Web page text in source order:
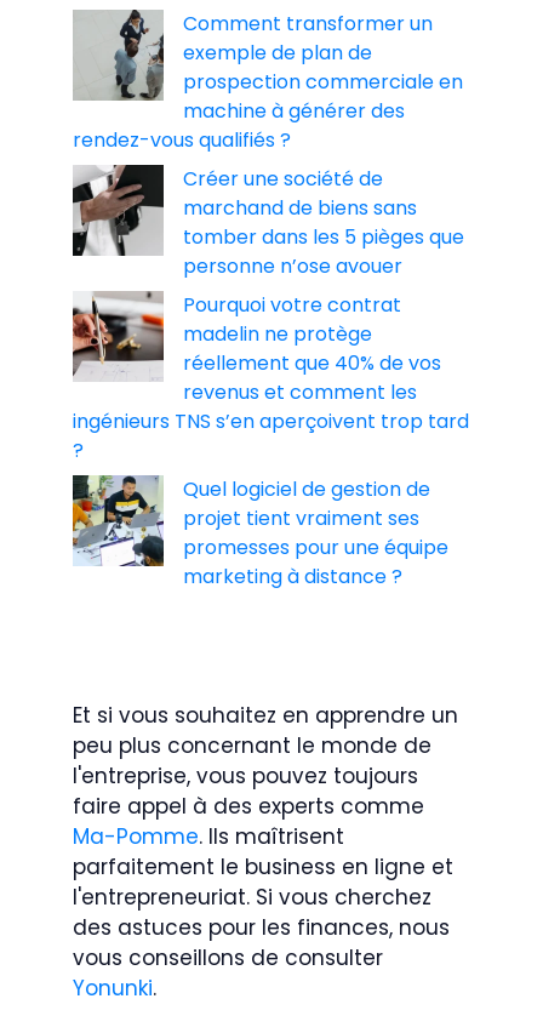
Comment transformer un
exemple de plan de
prospection commerciale en
machine à générer des
rendez-vous qualifiés ?
Créer une société de
marchand de biens sans
tomber dans les 5 pièges que
personne n’ose avouer
Pourquoi votre contrat
madelin ne protège
réellement que 40% de vos
revenus et comment les
ingénieurs TNS s’en aperçoivent trop tard
?
Quel logiciel de gestion de
projet tient vraiment ses
promesses pour une équipe
marketing à distance ?
Et si vous souhaitez en apprendre un
peu plus concernant le monde de
l'entreprise, vous pouvez toujours
faire appel à des experts comme
Ma-Pomme. Ils maîtrisent
parfaitement le business en ligne et
l'entrepreneuriat. Si vous cherchez
des astuces pour les finances, nous
vous conseillons de consulter
Yonunki.